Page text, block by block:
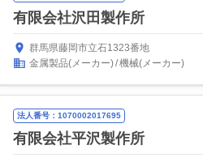
有限会社沢田製作所
群馬県藤岡市立石1323番地
金属製品(メーカー) 機械(メーカー)
法人番号：1070002017695
有限会社平沢製作所